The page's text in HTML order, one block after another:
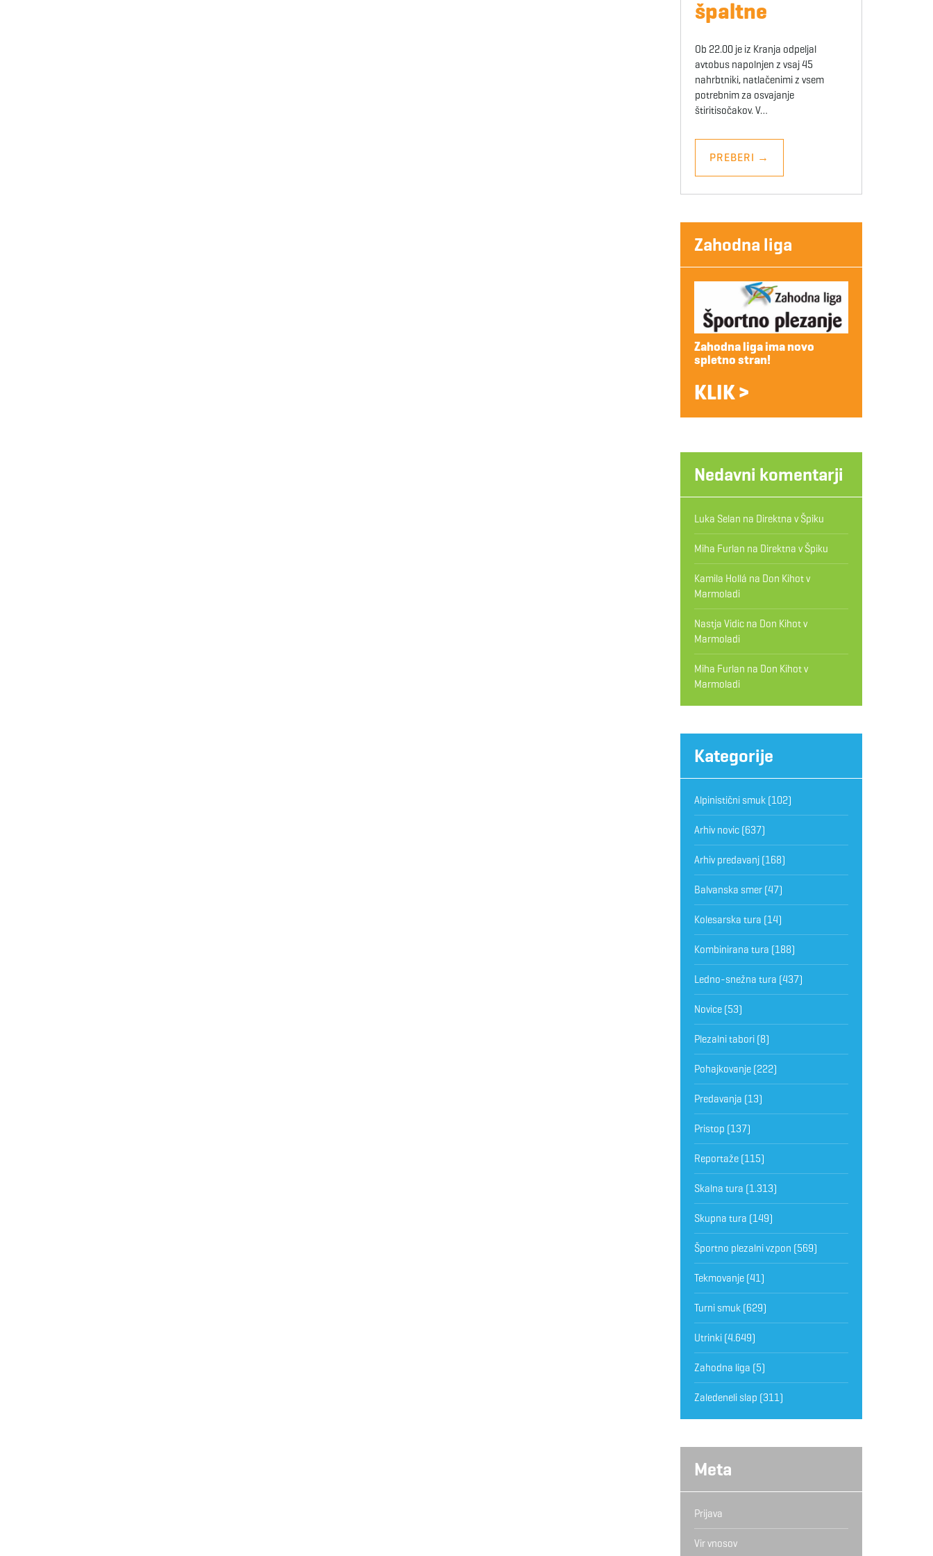
špaltne
Ob 22.00 je iz Kranja odpeljal
avtobus napolnjen z vsaj 45
nahrbtniki, natlačenimi z vsem
potrebnim za osvajanje
štiritisočakov. V…
PREBERI →
Zahodna liga
Zahodna liga ima novo
spletno stran!
KLIK >
Nedavni komentarji
Luka Selan na Direktna v Špiku
Miha Furlan na Direktna v Špiku
Kamila Hollá na Don Kihot v
Marmoladi
Nastja Vidicna Don Kihot v
Marmoladi
Miha Furlan na Don Kihot v
Marmoladi
Kategorije
Alpinistični smuk(102)
Arhiv novic(637)
Arhiv predavanj(168)
Balvanska smer(47)
Kolesarska tura (14)
Kombinirana tura (188)
Ledno-snežna tura (437)
Novice(53)
Plezalni tabori(8)
Pohajkovanje(222)
Predavanja (13)
Pristop (137)
Reportaže(115)
Skalna tura (1.313)
Skupna tura (149)
Športno plezalni vzpon (569)
Tekmovanje(41)
Turni smuk(629)
Utrinki(4.649)
Zahodna liga (5)
Zaledeneli slap (311)
Meta
Prijava
Vir vnosov